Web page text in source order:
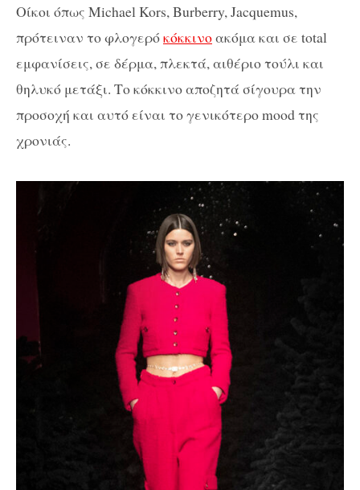
Οίκοι όπως Michael Kors, Burberry, Jacquemus,
πρότειναν το φλογερόκόκκινοακόμα και σε total
εμφανίσεις, σε δέρμα, πλεκτά, αιθέριο τούλι και
θηλυκό μετάξι. Το κόκκινο αποζητά σίγουρα την
προσοχή και αυτό είναι το γενικότερο mood της
χρονιάς.